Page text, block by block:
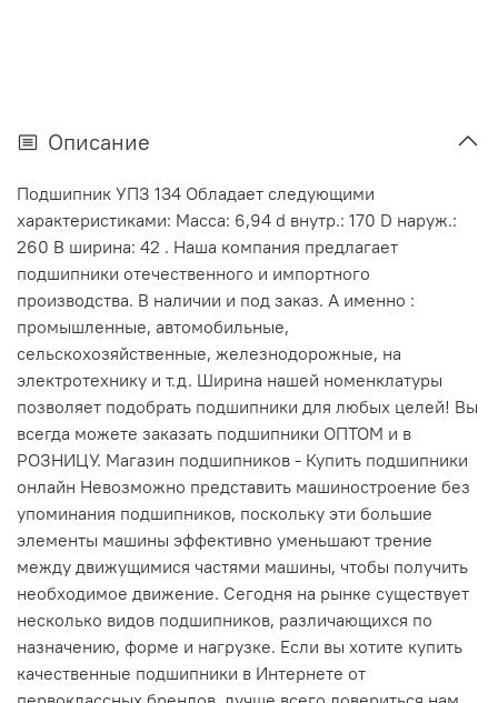
Описание
Подшипник УПЗ 134 Обладает следующими
характеристиками: Масса: 6,94 d внутр.: 170 D наруж.:
260 В ширина: 42 . Наша компания предлагает
подшипники отечественного и импортного
производства. В наличии и под заказ. А именно :
промышленные, автомобильные,
сельскохозяйственные, железнодорожные, на
электротехнику и т.д. Ширина нашей номенклатуры
позволяет подобрать подшипники для любых целей! Вы
всегда можете заказать подшипники ОПТОМ и в
РОЗНИЦУ. Магазин подшипников - Купить подшипники
онлайн Невозможно представить машиностроение без
упоминания подшипников, поскольку эти большие
элементы машины эффективно уменьшают трение
между движущимися частями машины, чтобы получить
необходимое движение. Сегодня на рынке существует
несколько видов подшипников, различающихся по
назначению, форме и нагрузке. Если вы хотите купить
качественные подшипники в Интернете от